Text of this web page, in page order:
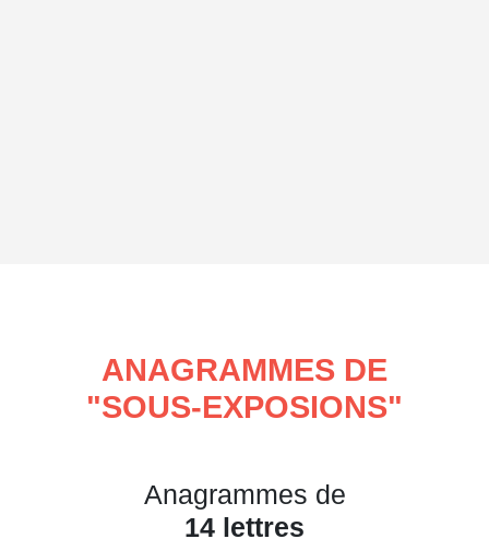
ANAGRAMMES DE
"SOUS-EXPOSIONS"
Anagrammes de
14 lettres